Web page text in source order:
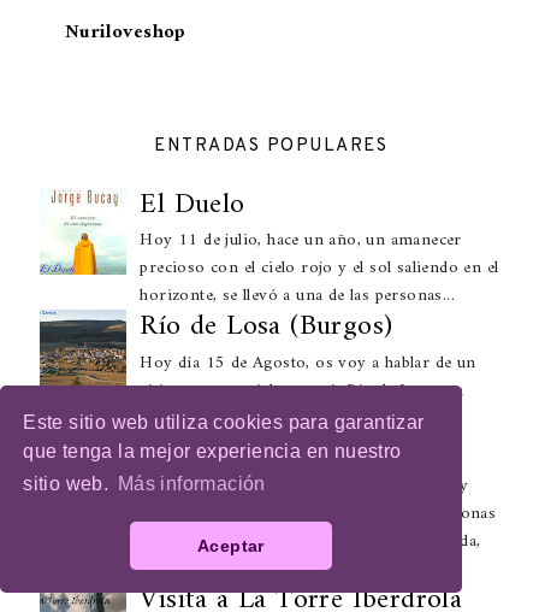
Este sitio web utiliza cookies para garantizar
que tenga la mejor experiencia en nuestro
sitio web.
Más información
Aceptar
Nuriloveshop
ENTRADAS POPULARES
El Duelo
Hoy 11 de julio, hace un año, un amanecer
precioso con el cielo rojo y el sol saliendo en el
horizonte, se llevó a una de las personas...
Río de Losa (Burgos)
Hoy día 15 de Agosto, os voy a hablar de un
sitio muy especial para mi: Río de Losa, un
pueblecito de la provincia de Burgos.
Libellule Showroom
Hoy os quiero presentar un lugar muy muy
especial, Libellule Showroom. Para las personas
que no lo sepan, un showroom es una tienda,
Visita a La Torre Iberdrola